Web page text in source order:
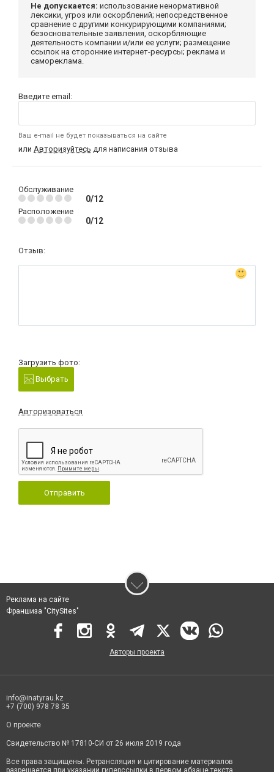
Не допускается: использование ненормативной
лексики, угроз или оскорблений; непосредственное
сравнение с другими конкурирующими компаниями;
безосновательные заявления, оскорбляющие
деятельность компании и/или ее услуги; размещение
ссылок на сторонние интернет-ресурсы; реклама и
самореклама.
Введите email:
Ваш e-mail не будет показываться на сайте
или Авторизуйтесь для написания отзыва
Обслуживание
0/12
Расположение
0/12
Отзыв:
Загрузить фото:
Выбрать
Авторизоваться
Отправить
Реклама на сайте
Франшиза "CitySites"
Авторы проекта
info@inatyrau.kz
+7 (700) 978 78 35
О проекте
Свидетельство № 17810-СИ от 26 июля 2019 года
Все права защищены. Ретрансляция и цитирование материалов